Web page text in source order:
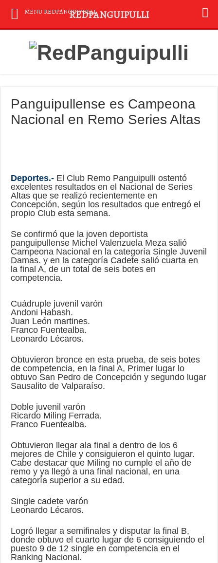
Panguipullense es Campeona
Nacional en Remo Series Altas
Deportes.- El Club Remo Panguipulli ostentó
excelentes resultados en el Nacional de Series
Altas que se realizó recientemente en
Concepción, según los resultados que entregó el
propio Club esta semana.
Se confirmó que la joven deportista
panguipullense Michel Valenzuela Meza salió
Campeona Nacional en la categoría Single Juvenil
Damas. y en la categoría Cadete salió cuarta en
la final A, de un total de seis botes en
competencia.
Cuádruple juvenil varón
Andoni Habash.
Juan León martines.
Franco Fuentealba.
Leonardo Lécaros.
Obtuvieron bronce en esta prueba, de seis botes
de competencia, en la final A, Primer lugar lo
obtuvo San Pedro de Concepción y segundo lugar
Sausalito de Valparaíso.
Doble juvenil varón
Ricardo Miling Ferrada.
Franco Fuentealba.
Obtuvieron llegar ala final a dentro de los 6
mejores de Chile y consiguieron el quinto lugar.
Cabe destacar que Miling no cumple el año de
remo y ya llegó a una final nacional, en una
categoría superior a su edad.
Single cadete varón
Leonardo Lécaros.
Logró llegar a semifinales y disputar la final B,
donde obtuvo el cuarto lugar de 6 consiguiendo el
puesto 9 de 12 single en competencia en el
Ranking Nacional.
MENU REDPANGUIPULLIREDPANGUIPULLI